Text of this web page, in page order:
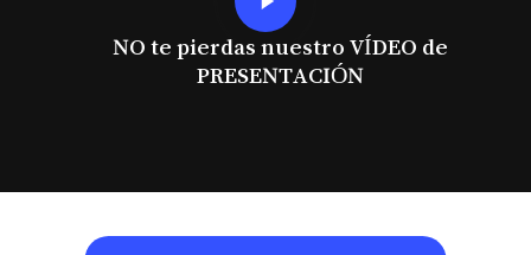
Video
NO te pierdas nuestro VÍDEO de
PRESENTACIÓN